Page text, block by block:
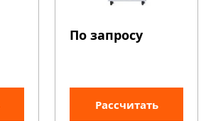
По запросу
Рассчитать